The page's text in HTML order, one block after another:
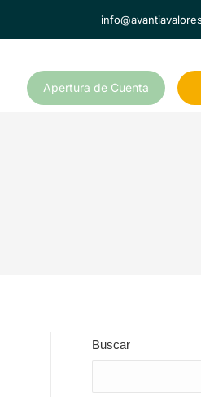
Apertura de Cuenta
Buscar